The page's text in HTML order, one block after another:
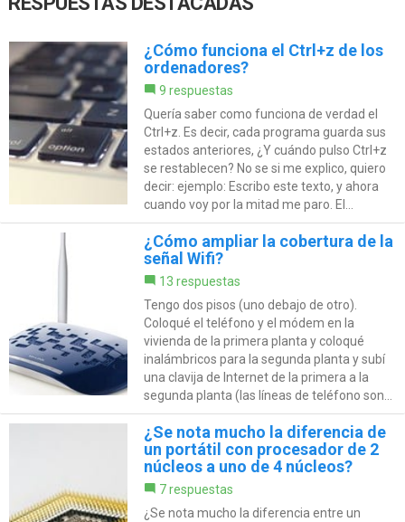
¿Cómo funciona el Ctrl+z de los
ordenadores?
9 respuestas
Quería saber como funciona de verdad el
Ctrl+z. Es decir, cada programa guarda sus
estados anteriores, ¿Y cuándo pulso Ctrl+z
se restablecen? No se si me explico, quiero
decir: ejemplo: Escribo este texto, y ahora
cuando voy por la mitad me paro. El...
¿Cómo ampliar la cobertura de la
señal Wifi?
13 respuestas
Tengo dos pisos (uno debajo de otro).
Coloqué el teléfono y el módem en la
vivienda de la primera planta y coloqué
inalámbricos para la segunda planta y subí
una clavija de Internet de la primera a la
segunda planta (las líneas de teléfono son...
¿Se nota mucho la diferencia de
un portátil con procesador de 2
núcleos a uno de 4 núcleos?
7 respuestas
¿Se nota mucho la diferencia entre un